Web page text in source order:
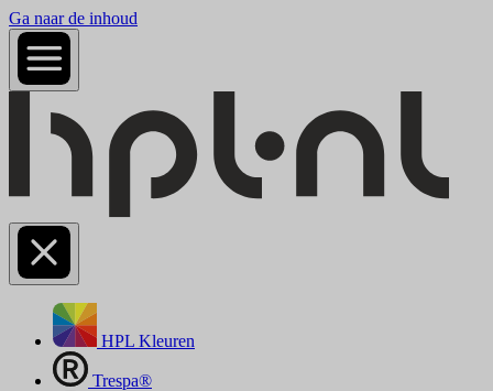
Ga naar de inhoud
HPL Kleuren
Trespa®